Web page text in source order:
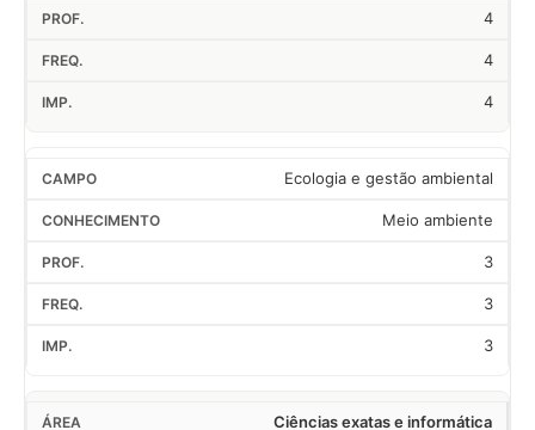
4
4
4
Ecologia e gestão ambiental
Meio ambiente
3
3
3
Ciências exatas e informática